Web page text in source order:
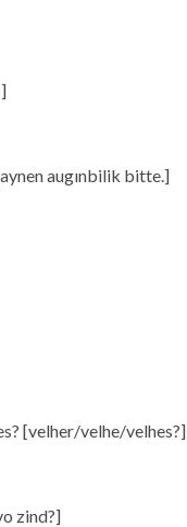
augınbilik bitte.]
[velher/velhe/velhes?]
zind?]